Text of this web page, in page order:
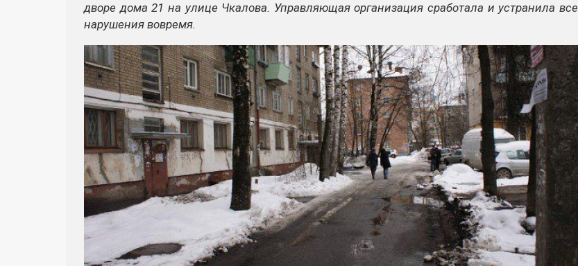
дворе дома 21 на улице Чкалова. Управляющая организация сработала и устранила все
нарушения вовремя.